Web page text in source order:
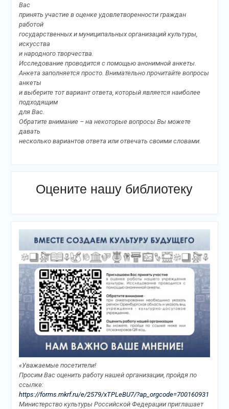
Вас
принять участие в оценке удовлетворенности граждан
работой
государственных и муниципальных организаций культуры,
искусства
и народного творчества.
Исследование проводится с помощью анонимной анкеты.
Анкета заполняется просто. Внимательно прочитайте вопросы
анкеты
и выберите тот вариант ответа, который является наиболее
подходящим
для Вас.
Обратите внимание – на некоторые вопросы Вы можете
давать
несколько вариантов ответа или отвечать своими словами.
Оцените нашу библиотеку
«Уважаемые посетители!
Просим Вас оценить работу нашей организации, пройдя по
ссылке:
https://forms.mkrf.ru/e/2579/xTPLeBU7/?ap_orgcode=700160931
Министерство культуры Российской Федерации приглашает